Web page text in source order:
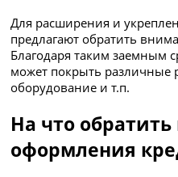
Для расширения и
предлагают обратить
Благодаря таким заемным
может покрыть различные
оборудование и т.п.
На что
оформления